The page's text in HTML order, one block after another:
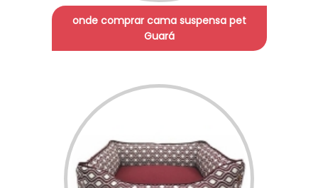
onde comprar cama suspensa pet
Guará